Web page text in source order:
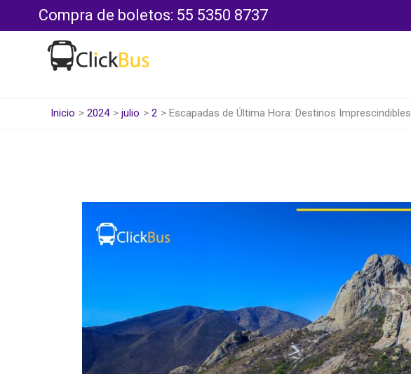
Compra de boletos: 55 5350 8737
Inicio 2024 julio 2 Escapadas de Última Hora: Destinos Imprescindibles